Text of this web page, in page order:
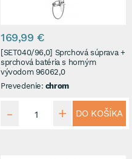
169,99 €
[SET040/96,0] Sprchová súprava +
sprchová batéria s horným
vývodom 96062,0
Prevedenie: chrom
DO KOŠÍKA